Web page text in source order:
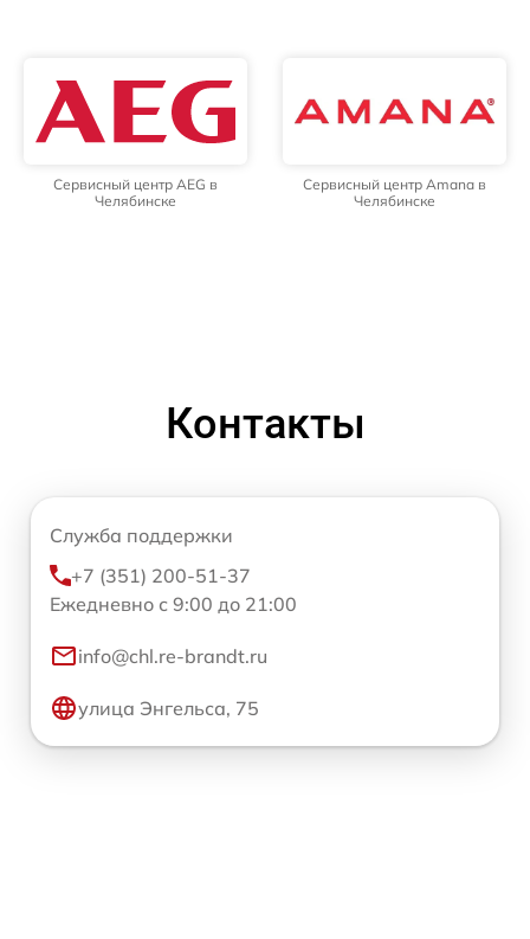
Сервисный центр AEG в
Челябинске
Сервисный центр Amana в
Челябинске
Контакты
Служба поддержки
+7 (351) 200-51-37
Ежедневно с 9:00 до 21:00
info@chl.re-brandt.ru
улица Энгельса, 75